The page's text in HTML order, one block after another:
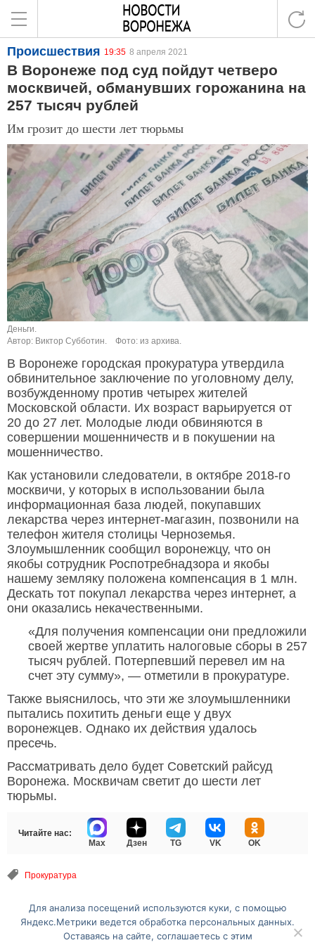
Происшествия 19:35 8 апреля 2021
В Воронеже под суд пойдут четверо
москвичей, обманувших горожанина на
257 тысяч рублей
Им грозит до шести лет тюрьмы
Деньги.
Автор: Виктор Субботин.
Фото: из архива.
В Воронеже городская прокуратура утвердила
обвинительное заключение по уголовному делу,
возбужденному против четырех жителей
Московской области. Их возраст варьируется от
20 до 27 лет. Молодые люди обвиняются в
совершении мошенничеств и в покушении на
мошенничество.
Как установили следователи, в октябре 2018-го
москвичи, у которых в использовании была
информационная база людей, покупавших
лекарства через интернет-магазин, позвонили на
телефон жителя столицы Черноземья.
Злоумышленник сообщил воронежцу, что он
якобы сотрудник Роспотребнадзора и якобы
нашему земляку положена компенсация в 1 млн.
Дескать тот покупал лекарства через интернет, а
они оказались некачественными.
«Для получения компенсации они предложили
своей жертве уплатить налоговые сборы в 257
тысяч рублей. Потерпевший перевел им на
счет эту сумму», — отметили в прокуратуре.
Также выяснилось, что эти же злоумышленники
пытались похитить деньги еще у двух
воронежцев. Однако их действия удалось
пресечь.
Рассматривать дело будет Советский райсуд
Воронежа. Москвичам светит до шести лет
тюрьмы.
Читайте нас:
Max
Дзен TG VK OK
Прокуратура
Перейти на полную версию сайта
Для анализа посещений используются куки, с помощью
Яндекс.Метрики ведется обработка персональных данных.
Оставаясь на сайте, соглашаетесь с этим